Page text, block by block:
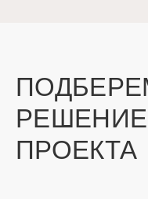
ПРОЕКТА